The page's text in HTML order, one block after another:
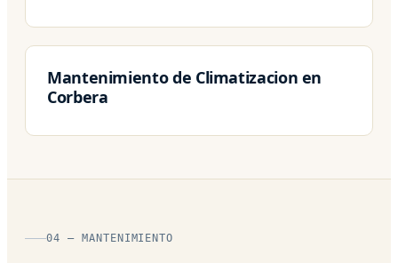
Mantenimiento de Climatizacion en
Corbera
04 — MANTENIMIENTO